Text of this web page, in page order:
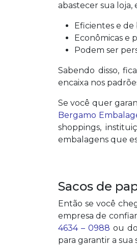
abastecer sua
Eficientes e
Econômicas e
Podem ser
Sabendo disso,
encaixa nos
Se você quer
Bergamo
shoppings,
embalagens que
Sacos de
Então se você
empresa de
4634 – 0988 ou
para garantir a sua